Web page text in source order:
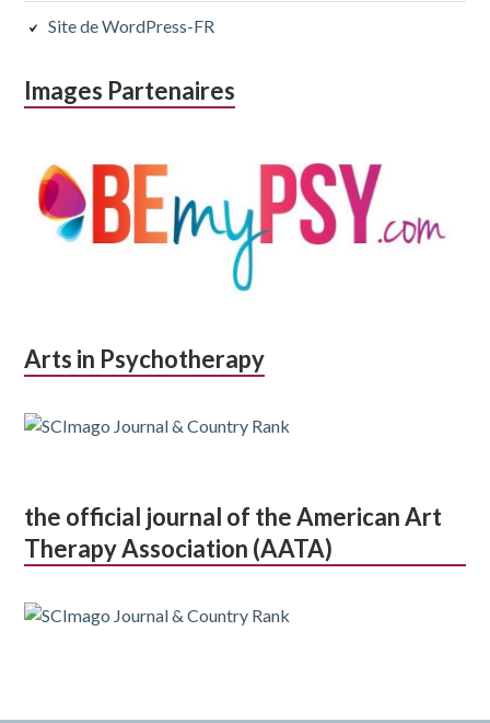
Site de WordPress-FR
Images Partenaires
Arts in Psychotherapy
the official journal of the American Art
Therapy Association (AATA)